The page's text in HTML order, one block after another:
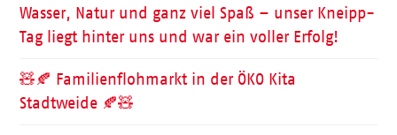
Wasser, Natur und ganz viel Spaß – unser Kneipp-
Tag liegt hinter uns und war ein voller Erfolg!
🧸🍂 Familienflohmarkt in der ÖKO Kita
Stadtweide 🍂🧸